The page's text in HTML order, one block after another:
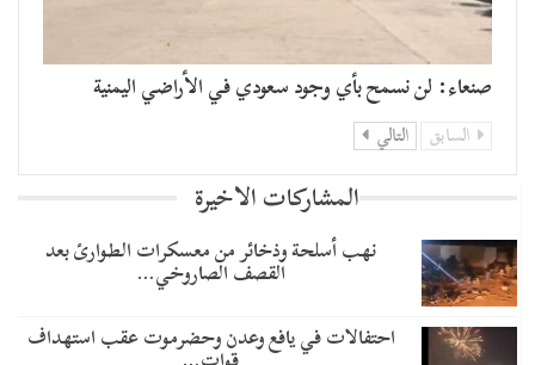
صنعاء: لن نسمح بأي وجود سعودي في الأراضي اليمنية
السابق التالي
المشاركات الاخيرة
نهب أسلحة وذخائر من معسكرات الطوارئ بعد
القصف الصاروخي…
احتفالات في يافع وعدن وحضرموت عقب استهداف